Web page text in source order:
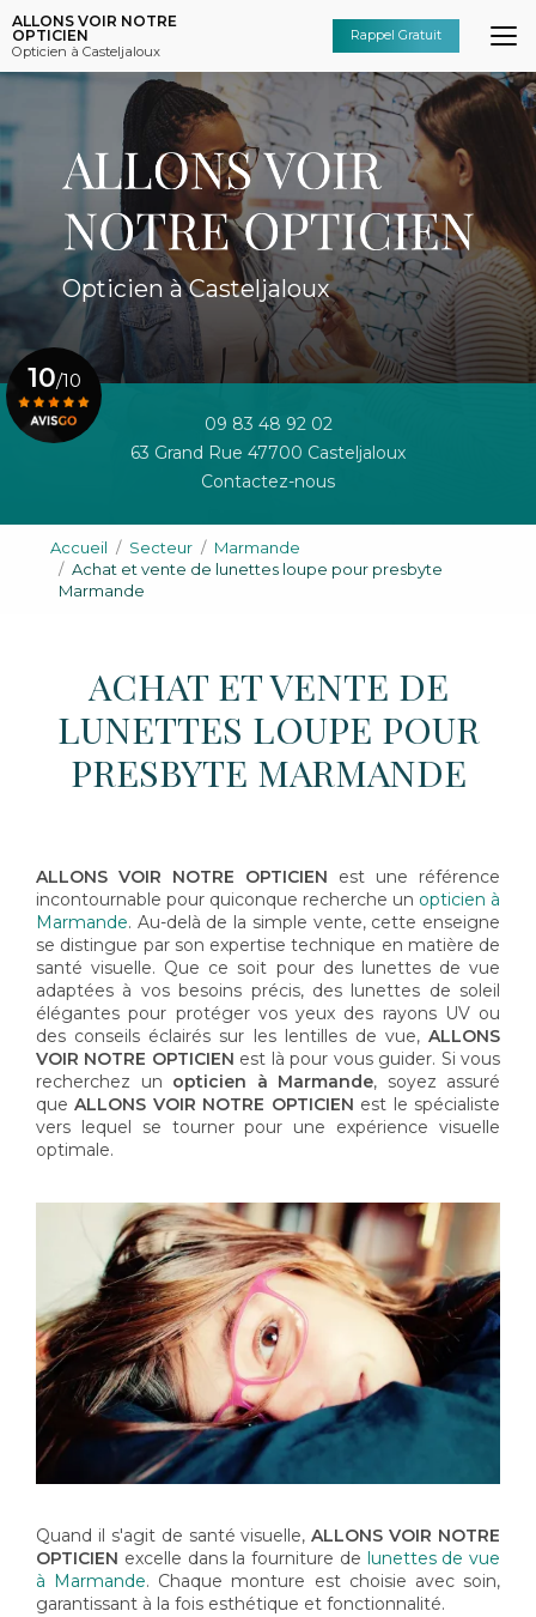
Aller
au
contenu
principal
ALLONS VOIR NOTRE
OPTICIEN
Opticien à Casteljaloux
Rappel Gratuit
Opticien à Casteljaloux
09 83 48 92 02
63 Grand Rue 47700 Casteljaloux
Contactez-nous
10/10
Accueil Secteur
Marmande
Achat et vente de lunettes loupe pour presbyte
Marmande
ACHAT ET VENTE DE
LUNETTES LOUPE POUR
PRESBYTE MARMANDE
ALLONS VOIR NOTRE OPTICIEN est une référence
incontournable pour quiconque recherche un opticien à
Marmande. Au-delà de la simple vente, cette enseigne
se distingue par son expertise technique en matière de
santé visuelle. Que ce soit pour des lunettes de vue
adaptées à vos besoins précis, des lunettes de soleil
élégantes pour protéger vos yeux des rayons UV ou
des conseils éclairés sur les lentilles de vue, ALLONS
VOIR NOTRE OPTICIEN est là pour vous guider. Si vous
recherchez un opticien à Marmande, soyez assuré
queALLONS VOIR NOTRE OPTICIEN est le spécialiste
vers lequel se tourner pour une expérience visuelle
optimale.
Quand il s'agit de santé visuelle,ALLONS VOIR NOTRE
OPTICIEN excelle dans la fourniture de lunettes de vue
à Marmande. Chaque monture est choisie avec soin,
garantissant à la fois esthétique et fonctionnalité.